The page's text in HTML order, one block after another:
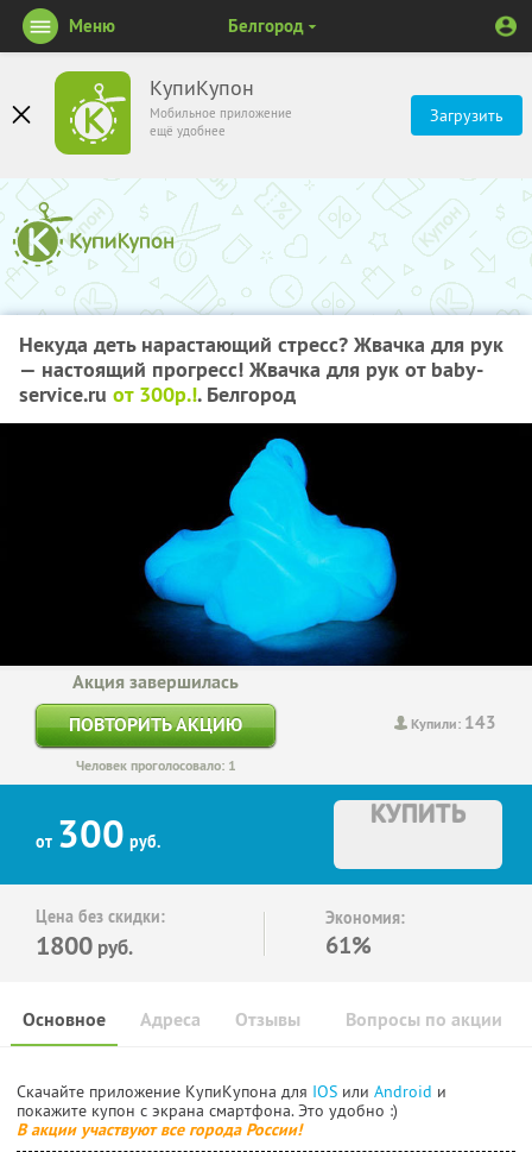
КупиКупон
Мобильное приложение
ещё удобнее
Загрузить
Меню Белгород
Некуда деть нарастающий стресс? Жвачка для рук
— настоящий прогресс! Жвачка для рук от baby-
service.ru от 300р.!. Белгород
Купили: 143
Акция завершилась
ПОВТОРИТЬ АКЦИЮ
Человек проголосовало: 1
от 300 руб.
КУПИТЬ
Цена без скидки:
1800 руб.
Экономия:
61%
Основное Отзывы Вопросы по акции
Адреса
Скачайте приложение КупиКупона для IOS или Android и
покажите купон с экрана смартфона. Это удобно :)
В акции участвуют все города России!